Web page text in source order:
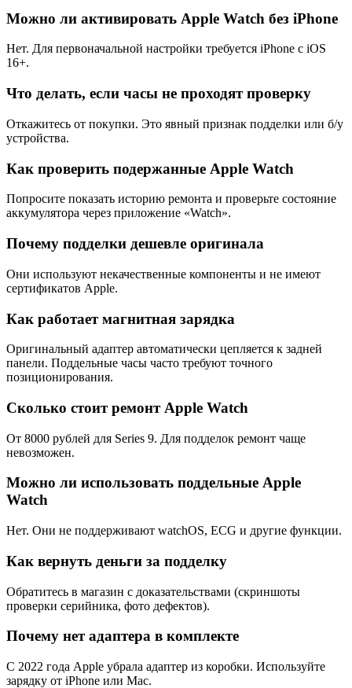
Можно ли активировать Apple Watch без iPhone
Нет. Для первоначальной настройки требуется iPhone с iOS
16+.
Что делать, если часы не проходят проверку
Откажитесь от покупки. Это явный признак подделки или б/у
устройства.
Как проверить подержанные Apple Watch
Попросите показать историю ремонта и проверьте состояние
аккумулятора через приложение «Watch».
Почему подделки дешевле оригинала
Они используют некачественные компоненты и не имеют
сертификатов Apple.
Как работает магнитная зарядка
Оригинальный адаптер автоматически цепляется к задней
панели. Поддельные часы часто требуют точного
позиционирования.
Сколько стоит ремонт Apple Watch
От 8000 рублей для Series 9. Для подделок ремонт чаще
невозможен.
Можно ли использовать поддельные Apple
Watch
Нет. Они не поддерживают watchOS, ECG и другие функции.
Как вернуть деньги за подделку
Обратитесь в магазин с доказательствами (скриншоты
проверки серийника, фото дефектов).
Почему нет адаптера в комплекте
С 2022 года Apple убрала адаптер из коробки. Используйте
зарядку от iPhone или Mac.